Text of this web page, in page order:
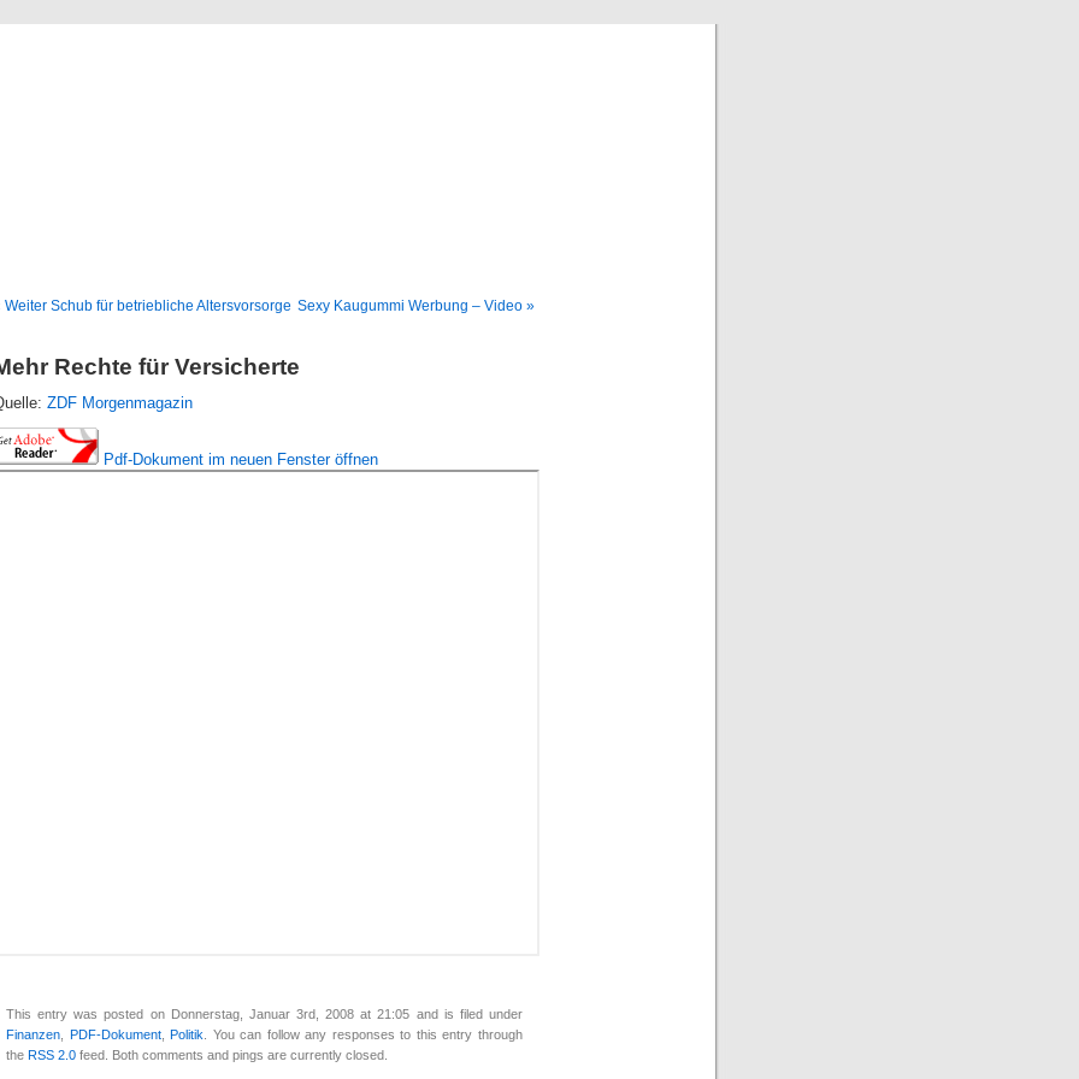
Weiter Schub für betriebliche Altersvorsorge Sexy Kaugummi Werbung – Video »
Rechte für Versicherte
ZDF Morgenmagazin
Pdf-Dokument im neuen Fenster öffnen
This entry was posted on Donnerstag, Januar 3rd, 2008 at 21:05 and is filed under
Finanzen
PDF-Dokument,Politik . You can follow any responses to this entry through
the RSS 2.0 feed. Both comments and pings are currently closed.